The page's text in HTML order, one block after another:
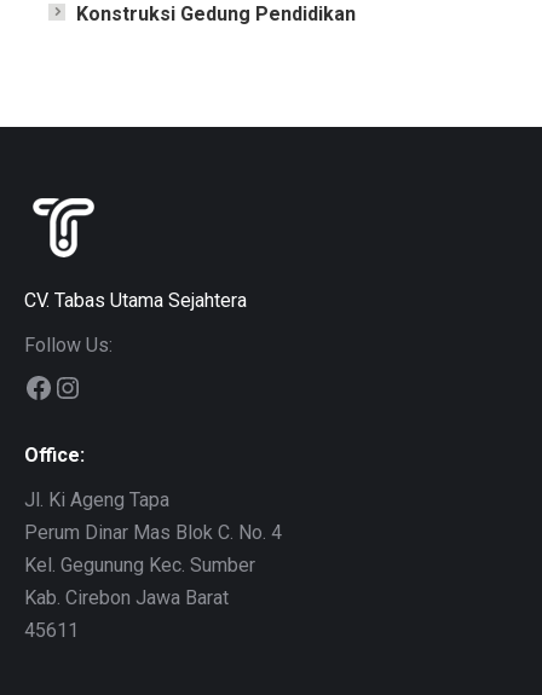
Konstruksi Gedung Pendidikan
CV. Tabas Utama Sejahtera
Follow Us:
Facebook
Instagram
Office:
Jl. Ki Ageng Tapa
Perum Dinar Mas Blok C. No. 4
Kel. Gegunung Kec. Sumber
Kab. Cirebon Jawa Barat
45611